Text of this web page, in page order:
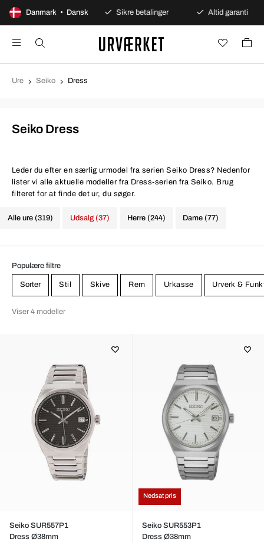
Danmark • Dansk
dages åbent køb Sikre betalinger Altid garanti
Ure Seiko Dress
Seiko Dress
Leder du efter en særlig urmodel fra serien Seiko Dress? Nedenfor
lister vi alle aktuelle modeller fra Dress-serien fra Seiko. Brug
filteret for at finde det ur, du søger.
Alle ure (319) Herre (244) Dame (77)
Udsalg (37)
Populære filtre
Sorter Stil Skive Rem Urkasse Urverk &
Viser 4 modeller
Seiko SUR557P1
Dress Ø38mm
Nedsat pris
Seiko SUR553P1
Dress Ø38mm